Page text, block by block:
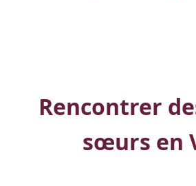
Rencontrer
sœurs en